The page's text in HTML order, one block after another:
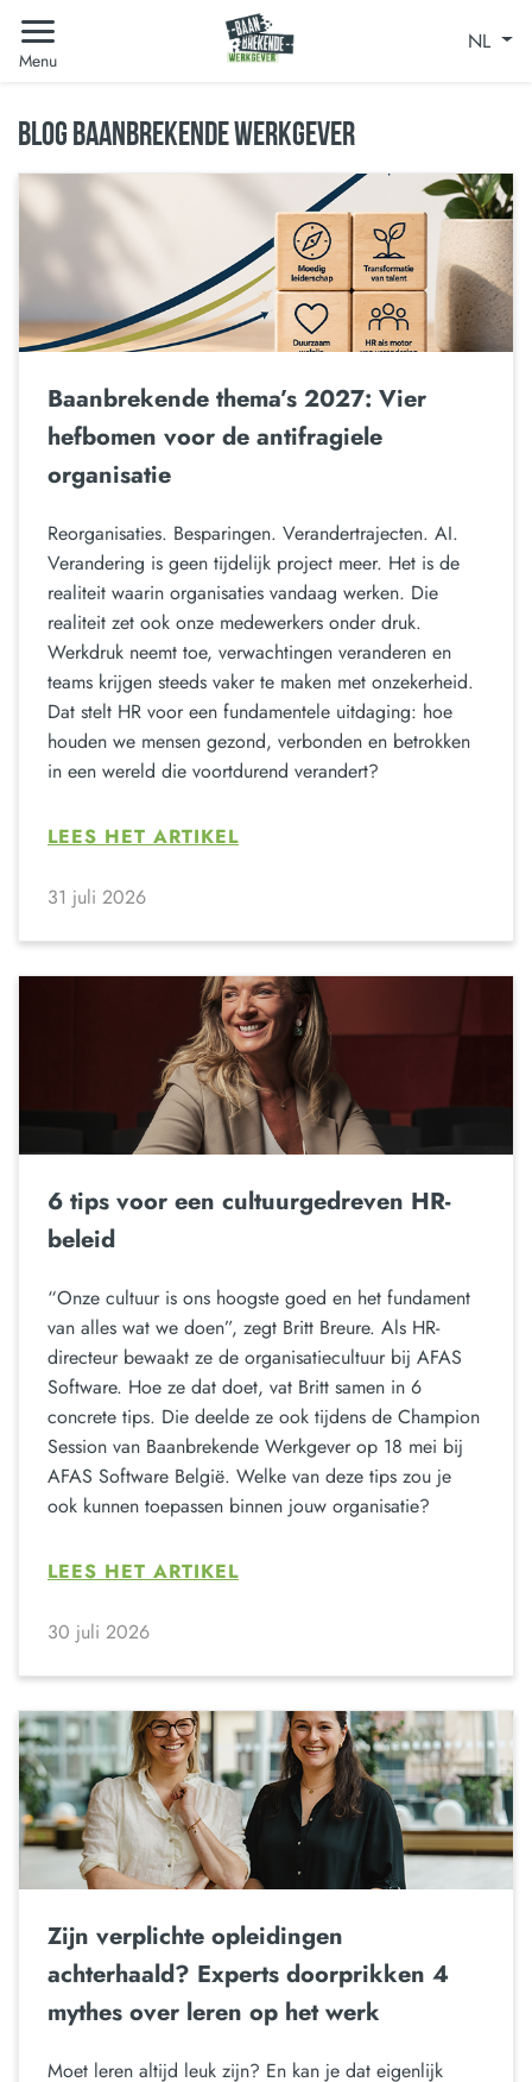
Menu
NL
BLOG BAANBREKENDE WERKGEVER
Baanbrekende thema’s 2027: Vier
hefbomen voor de antifragiele
organisatie
Reorganisaties. Besparingen. Verandertrajecten. AI.
Verandering is geen tijdelijk project meer. Het is de
realiteit waarin organisaties vandaag werken. Die
realiteit zet ook onze medewerkers onder druk.
Werkdruk neemt toe, verwachtingen veranderen en
teams krijgen steeds vaker te maken met onzekerheid.
Dat stelt HR voor een fundamentele uitdaging: hoe
houden we mensen gezond, verbonden en betrokken
in een wereld die voortdurend verandert?
LEES HET ARTIKEL
31 juli 2026
6 tips voor een cultuurgedreven HR-
beleid
“Onze cultuur is ons hoogste goed en het fundament
van alles wat we doen”, zegt Britt Breure. Als HR-
directeur bewaakt ze de organisatiecultuur bij AFAS
Software. Hoe ze dat doet, vat Britt samen in 6
concrete tips. Die deelde ze ook tijdens de Champion
Session van Baanbrekende Werkgever op 18 mei bij
AFAS Software België. Welke van deze tips zou je
ook kunnen toepassen binnen jouw organisatie?
LEES HET ARTIKEL
30 juli 2026
Zijn verplichte opleidingen
achterhaald? Experts doorprikken 4
mythes over leren op het werk
Moet leren altijd leuk zijn? En kan je dat eigenlijk